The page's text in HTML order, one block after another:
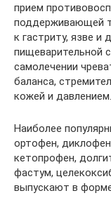
прием
поддерживающей
к гастриту, язве и
пищеварительной
самолечении
баланса,
кожей и давлением.
Наиболее
ортофен,
кетопрофен,
фастум,
выпускают в